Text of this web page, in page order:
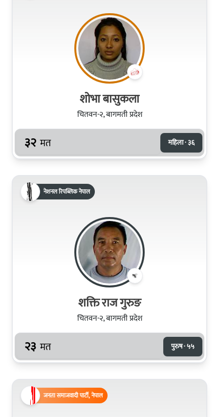
शोभा बासुकला
चितवन-२, बागमती प्रदेश
३२ मत महिला · ३६
नेशनल रिपब्लिक नेपाल
शक्ति राज गुरुङ
चितवन-२, बागमती प्रदेश
२३ मत पुरुष · ५५
जनता समाजवादी पार्टी, नेपाल